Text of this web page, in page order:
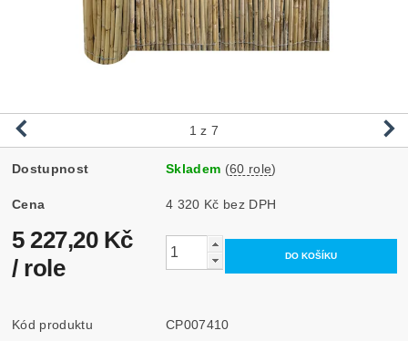
1 z 7
Dostupnost Skladem (60 role)
Cena 4 320 Kč bez DPH
5 227,20 Kč
/ role
Kód produktu CP007410